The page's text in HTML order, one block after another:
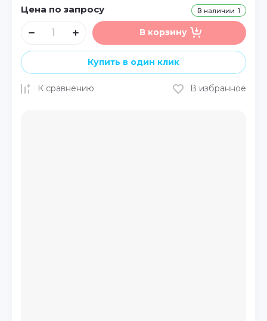
В наличии 1
Цена по запросу
В корзину
Купить в один клик
К сравнению В избранное